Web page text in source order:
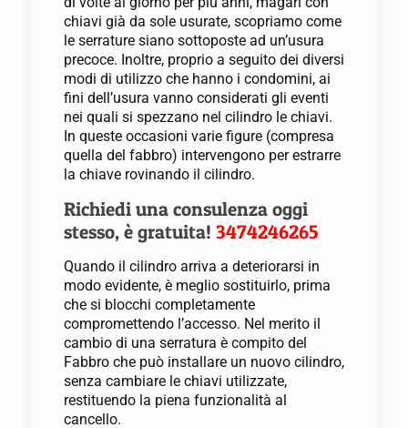
chiavi già da sole usurate, scopriamo come
le serrature siano sottoposte ad un’usura
precoce. Inoltre, proprio a seguito dei diversi
modi di utilizzo che hanno i condomini, ai
fini dell’usura vanno considerati gli eventi
nei quali si spezzano nel cilindro le chiavi.
In queste occasioni varie figure (compresa
quella del fabbro) intervengono per estrarre
la chiave rovinando il cilindro.
Richiedi una consulenza oggi
stesso, è gratuita! 3474246265
Quando il cilindro arriva a deteriorarsi in
modo evidente, è meglio sostituirlo, prima
che si blocchi completamente
compromettendo l’accesso. Nel merito il
cambio di una serratura è compito del
Fabbro che può installare un nuovo cilindro,
senza cambiare le chiavi utilizzate,
restituendo la piena funzionalità al
cancello.